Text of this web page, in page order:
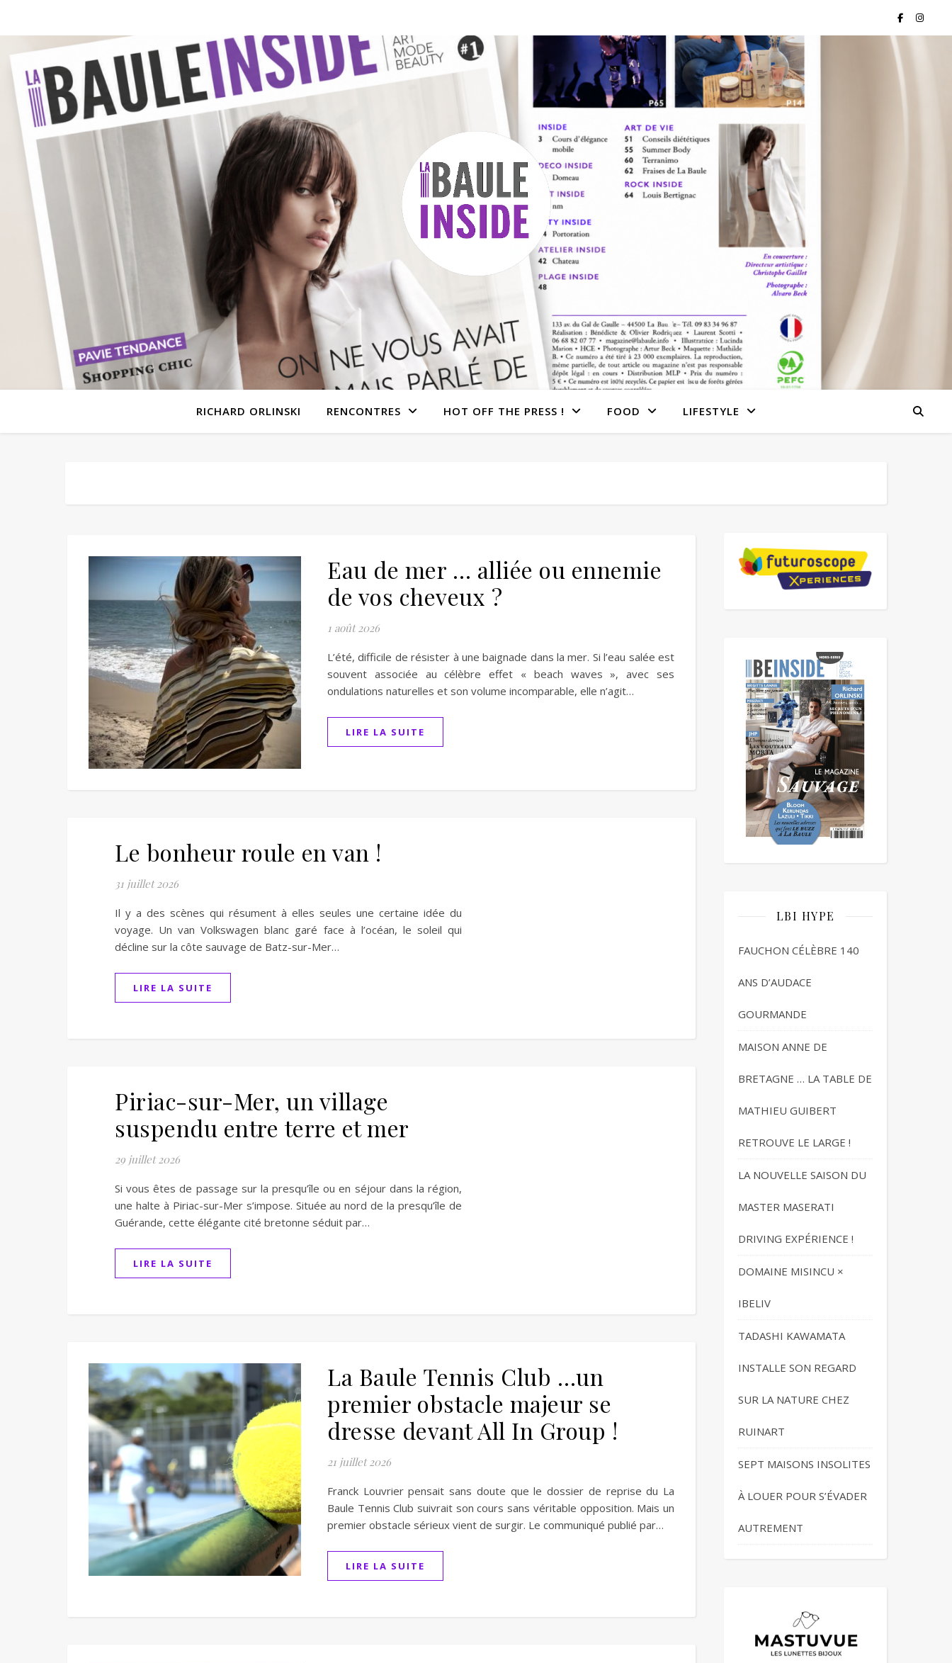
RICHARD ORLINSKI RENCONTRES HOT OFF THE PRESS ! FOOD LIFESTYLE
Eau de mer … alliée ou ennemie
de vos cheveux ?
1 août 2026
L’été, difficile de résister à une baignade dans la mer. Si l’eau salée est
souvent associée au célèbre effet « beach waves », avec ses
ondulations naturelles et son volume incomparable, elle n’agit…
LIRE LA SUITE
Le bonheur roule en van !
31 juillet 2026
Il y a des scènes qui résument à elles seules une certaine idée du
voyage. Un van Volkswagen blanc garé face à l’océan, le soleil qui
décline sur la côte sauvage de Batz-sur-Mer…
LIRE LA SUITE
Piriac-sur-Mer, un village
suspendu entre terre et mer
29 juillet 2026
Si vous êtes de passage sur la presqu’île ou en séjour dans la région,
une halte à Piriac-sur-Mer s’impose. Située au nord de la presqu’île de
Guérande, cette élégante cité bretonne séduit par…
LIRE LA SUITE
La Baule Tennis Club …un
premier obstacle majeur se
dresse devant All In Group !
21 juillet 2026
Franck Louvrier pensait sans doute que le dossier de reprise du La
Baule Tennis Club suivrait son cours sans véritable opposition. Mais un
premier obstacle sérieux vient de surgir. Le communiqué publié par…
LIRE LA SUITE
LBI HYPE
FAUCHON CÉLÈBRE 140
ANS D’AUDACE
GOURMANDE
MAISON ANNE DE
BRETAGNE … LA TABLE DE
MATHIEU GUIBERT
RETROUVE LE LARGE !
LA NOUVELLE SAISON DU
MASTER MASERATI
DRIVING EXPÉRIENCE !
DOMAINE MISINCU ×
IBELIV
TADASHI KAWAMATA
INSTALLE SON REGARD
SUR LA NATURE CHEZ
RUINART
SEPT MAISONS INSOLITES
À LOUER POUR S’ÉVADER
AUTREMENT